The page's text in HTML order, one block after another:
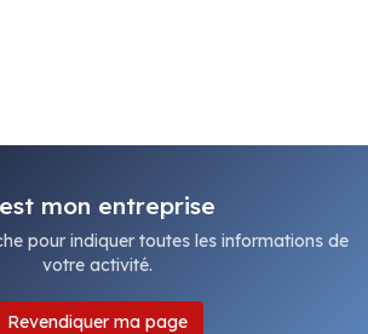
mon entreprise
pour indiquer toutes les informations de
votre activité.
Revendiquer ma page